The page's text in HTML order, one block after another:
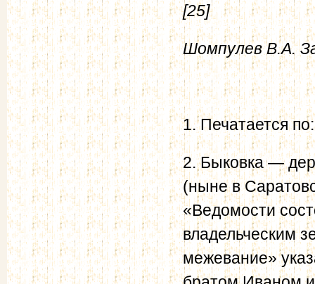
[25]
Шомпулев В.А.
1. Печатается
2. Быковка —
(ныне в
«Ведомости
владельческим
межевание»